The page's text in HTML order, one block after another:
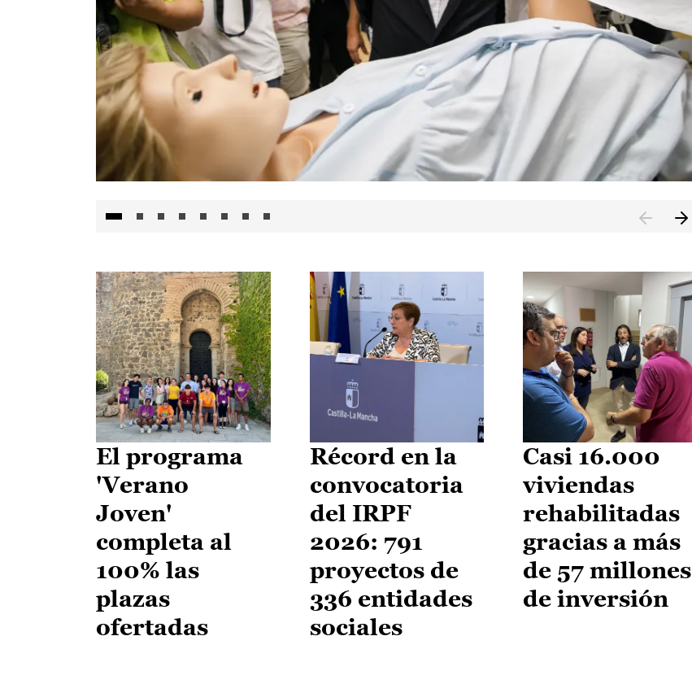
El programa
'Verano
Joven'
completa al
100% las
plazas
ofertadas
Récord en la
convocatoria
del IRPF
2026: 791
proyectos de
336 entidades
sociales
Casi 16.000
viviendas
rehabilitadas
gracias a más
de 57 millones
de inversión